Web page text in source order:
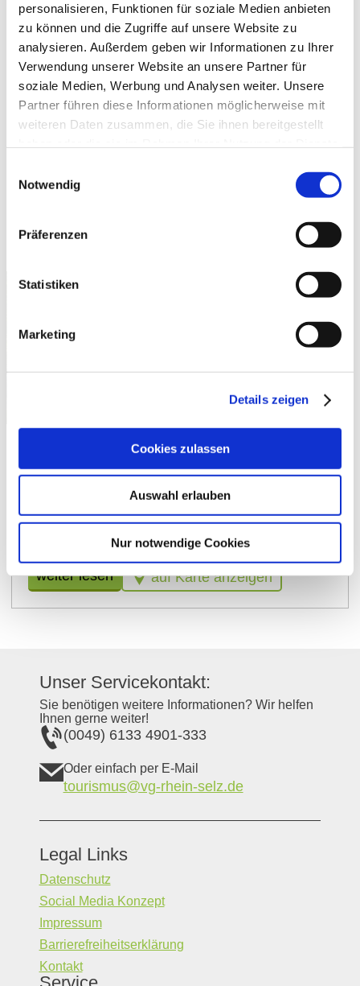
personalisieren, Funktionen für soziale Medien anbieten
zu können und die Zugriffe auf unsere Website zu
analysieren. Außerdem geben wir Informationen zu Ihrer
Verwendung unserer Website an unsere Partner für
soziale Medien, Werbung und Analysen weiter. Unsere
Partner führen diese Informationen möglicherweise mit
weiteren Daten zusammen, die Sie ihnen bereitgestellt
Notwendig
Präferenzen
Statistiken
Marketing
Details zeigen
Cookies zulassen
Auswahl erlauben
Nur notwendige Cookies
Altrheinarmatmosphäre und artenreiche Natur auftun.
Im Infozentrum Hofgut Guntershausen erfährt man
einiges darüber. Bei Gernsheim setzt die Rheinfähre
über nach Eich. Hier wieder aufsatteln mit Kurs auf das
„Erholungsgebiet Eicher See” und dann wahlweise auf
Deichwegen oder alten Leinpfaden genüsslich in die
Kühkopf-Tour
erleben und eintauchen in bewegte Geschichte und
die üppige Natur des Altrheins. Zwei Fährfahrten
über die Landesgrenzen hinweg machen das
Rheinerlebnis komplett.
weiter lesen auf Karte anzeigen
Unser Servicekontakt:
Sie benötigen weitere Informationen? Wir helfen
Ihnen gerne weiter!
(0049) 6133 4901-333
Oder einfach per E-Mail
tourismus@vg-rhein-selz.de
Legal Links
Datenschutz
Social Media Konzept
Impressum
Barrierefreiheitserklärung
Kontakt